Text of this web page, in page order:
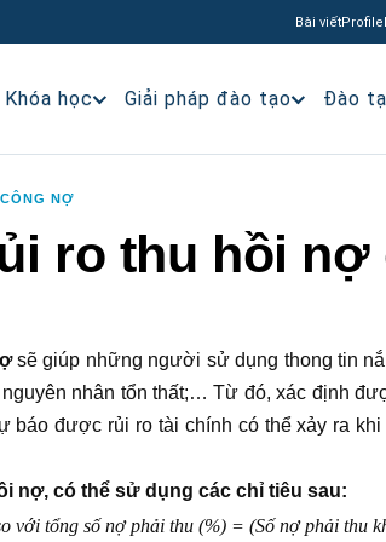
Bài viếtProfile
Khóa học Giải pháp đào tạo Đào
NỢ
ro thu hồi nợ
sẽ giúp những người sử dụng thong tin
nhân tổn thất;… Từ đó, xác định
báo được rủi ro tài chính có thể xảy ra
nợ, có thể sử dụng các chỉ tiêu sau:
với tổng số nợ phải thu (%) = (Số nợ phải thu